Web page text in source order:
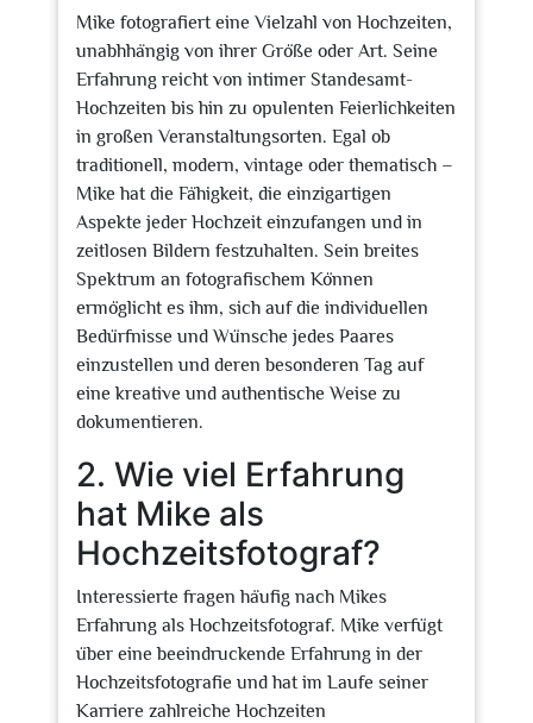
Mike fotografiert eine Vielzahl von Hochzeiten,
unabhhängig von ihrer Größe oder Art. Seine
Erfahrung reicht von intimer Standesamt-
Hochzeiten bis hin zu opulenten Feierlichkeiten
in großen Veranstaltungsorten. Egal ob
traditionell, modern, vintage oder thematisch –
Mike hat die Fähigkeit, die einzigartigen
Aspekte jeder Hochzeit einzufangen und in
zeitlosen Bildern festzuhalten. Sein breites
Spektrum an fotografischem Können
ermöglicht es ihm, sich auf die individuellen
Bedürfnisse und Wünsche jedes Paares
einzustellen und deren besonderen Tag auf
eine kreative und authentische Weise zu
dokumentieren.
2. Wie viel Erfahrung
hat Mike als
Hochzeitsfotograf?
Interessierte fragen häufig nach Mikes
Erfahrung als Hochzeitsfotograf. Mike verfügt
über eine beeindruckende Erfahrung in der
Hochzeitsfotografie und hat im Laufe seiner
Karriere zahlreiche Hochzeiten